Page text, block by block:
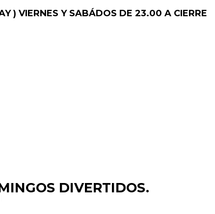
) VIERNES Y SABÁDOS DE 23.00 A CIERRE
DIVERTIDOS.